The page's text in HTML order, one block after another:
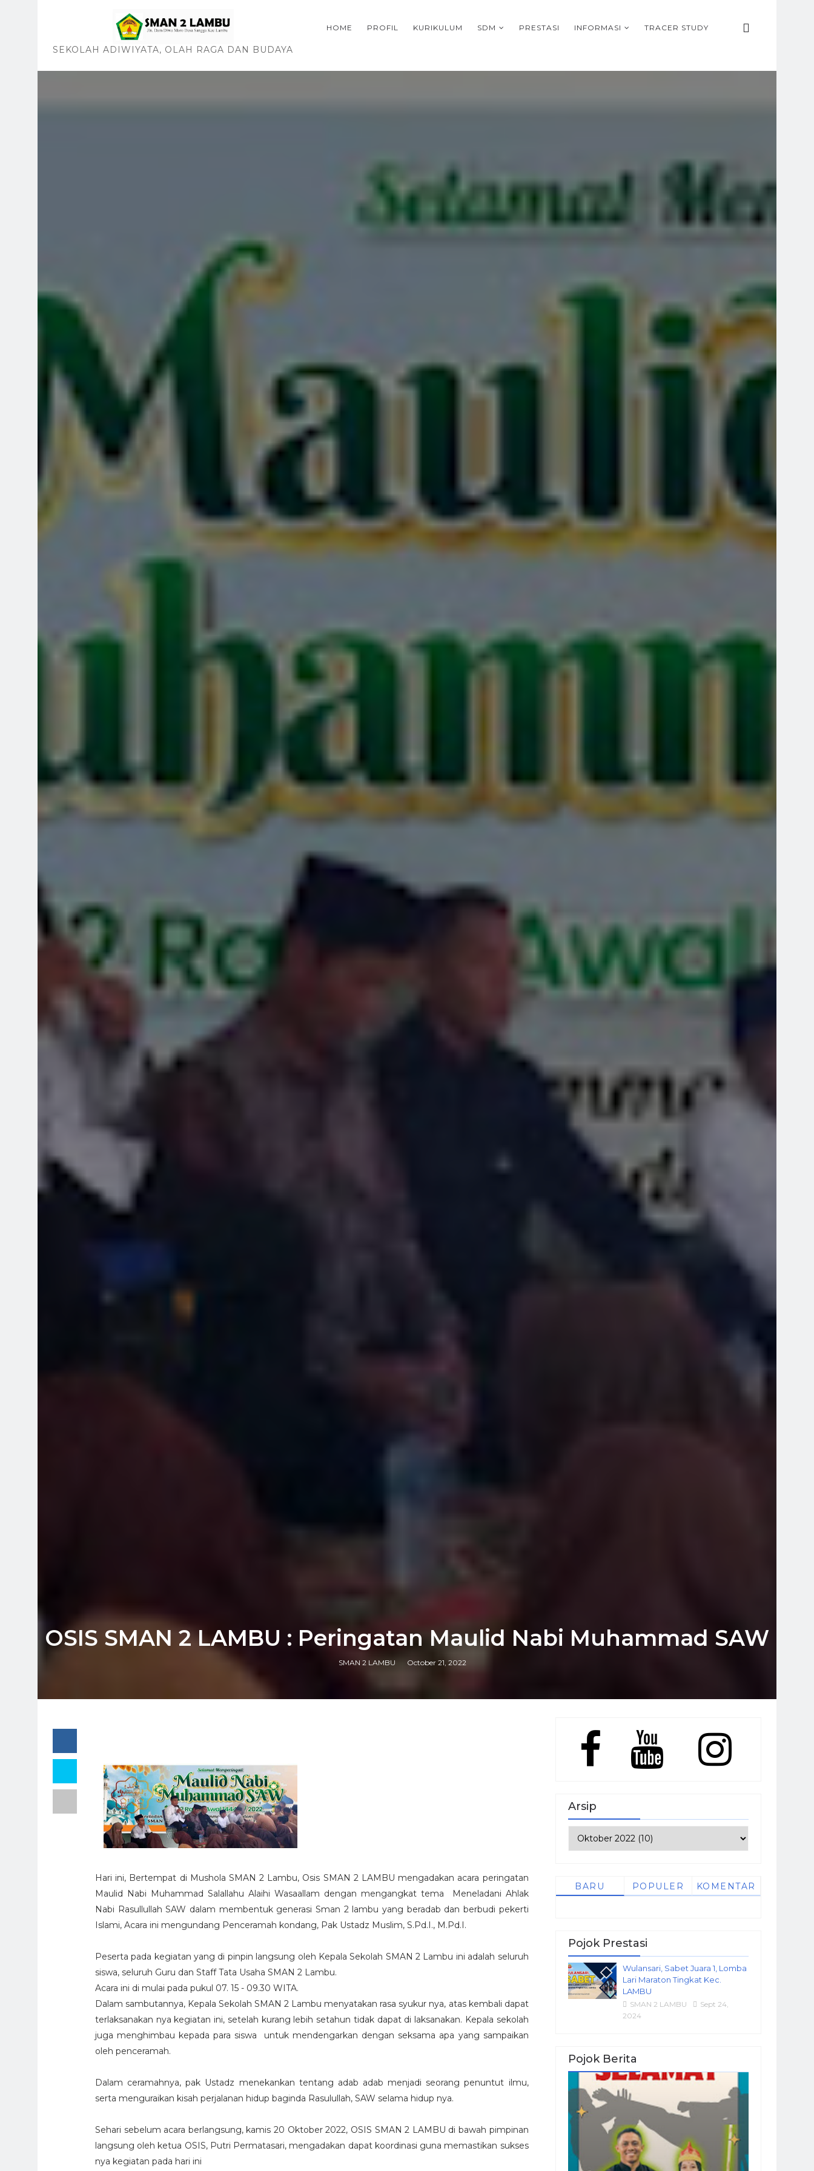
SEKOLAH ADIWIYATA, OLAH RAGA DAN BUDAYA
HOME PROFIL KURIKULUM SDM PRESTASI INFORMASI TRACER STUDY
OSIS SMAN 2 LAMBU : Peringatan Maulid Nabi Muhammad SAW
SMAN 2 LAMBU October 21, 2022
Hari ini, Bertempat di Mushola SMAN 2 Lambu, Osis SMAN 2 LAMBU mengadakan acara peringatan
Maulid Nabi Muhammad Salallahu Alaihi Wasaallam dengan mengangkat tema Meneladani Ahlak
Nabi Rasullullah SAW dalam membentuk generasi Sman 2 lambu yang beradab dan berbudi pekerti
Islami, Acara ini mengundang Penceramah kondang, Pak Ustadz Muslim, S.Pd.I., M.Pd.I.
Peserta pada kegiatan yang di pinpin langsung oleh Kepala Sekolah SMAN 2 Lambu ini adalah seluruh
siswa, seluruh Guru dan Staff Tata Usaha SMAN 2 Lambu.
Acara ini di mulai pada pukul 07. 15 - 09.30 WITA.
Dalam sambutannya, Kepala Sekolah SMAN 2 Lambu menyatakan rasa syukur nya, atas kembali dapat
terlaksanakan nya kegiatan ini, setelah kurang lebih setahun tidak dapat di laksanakan. Kepala sekolah
juga menghimbau kepada para siswa untuk mendengarkan dengan seksama apa yang sampaikan
oleh penceramah.
Dalam ceramahnya, pak Ustadz menekankan tentang adab adab menjadi seorang penuntut ilmu,
serta menguraikan kisah perjalanan hidup baginda Rasulullah, SAW selama hidup nya.
Sehari sebelum acara berlangsung, kamis 20 Oktober 2022, OSIS SMAN 2 LAMBU di bawah pimpinan
langsung oleh ketua OSIS, Putri Permatasari, mengadakan dapat koordinasi guna memastikan sukses
nya kegiatan pada hari ini
Arsip
BARU POPULER KOMENTAR
Pojok Prestasi
Wulansari, Sabet Juara 1, Lomba
Lari Maraton Tingkat Kec.
LAMBU
SMAN 2 LAMBU
Sept 24,
2024
Pojok Berita